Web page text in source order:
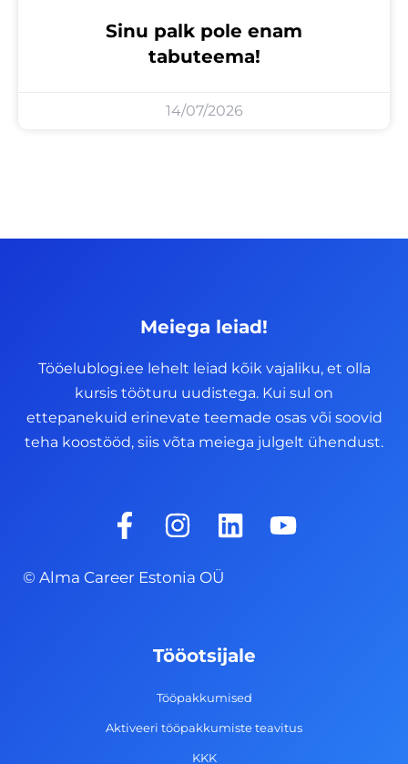
Sinu palk pole enam
tabuteema!
14/07/2026
Meiega leiad!
Tööelublogi.ee lehelt leiad kõik vajaliku, et olla
kursis tööturu uudistega. Kui sul on
ettepanekuid erinevate teemade osas või soovid
teha koostööd, siis võta meiega julgelt ühendust.
F
a
c
e
-
I
n
s
t
g
r
a
m
L
i
d
i
n
Y
o
© Alma Career Estonia OÜ
Tööotsijale
Tööpakkumised
Aktiveeri tööpakkumiste teavitus
KKK